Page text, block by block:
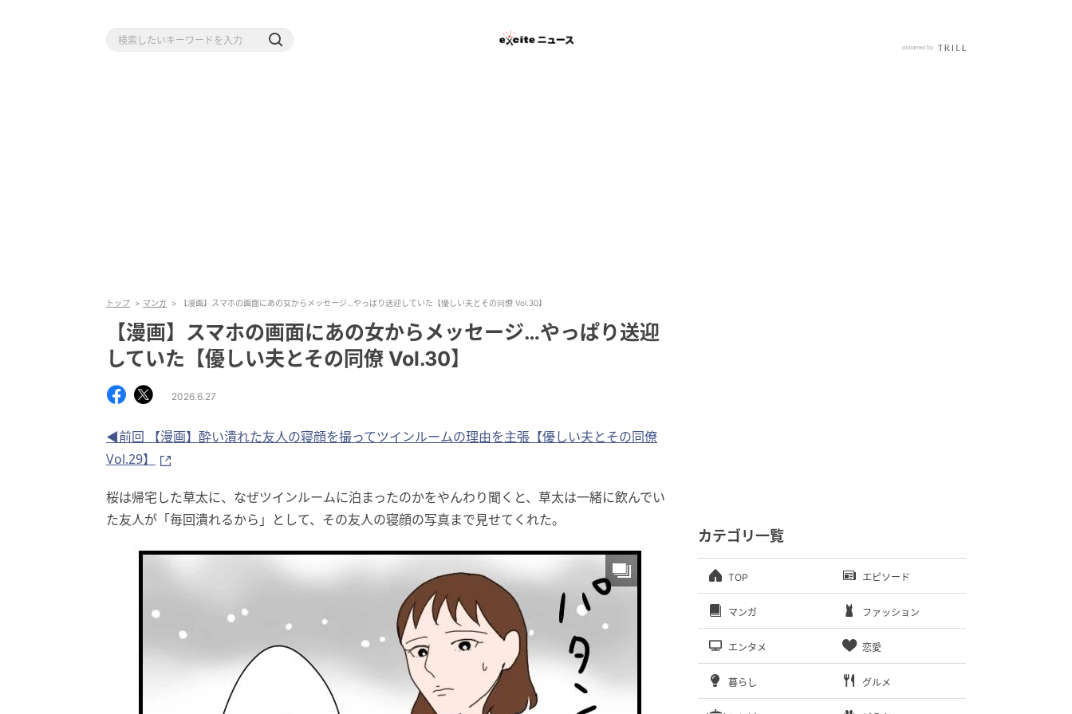
トップ マンガ 【漫画】スマホの画面にあの女からメッセージ…やっぱり送迎していた【優しい夫とその同僚 Vol.30】
【漫画】スマホの画面にあの女からメッセージ…やっぱり送迎
していた【優しい夫とその同僚 Vol.30】
2026.6.27
◀前回 【漫画】酔い潰れた友人の寝顔を撮ってツインルームの理由を主張【優しい夫とその同僚
Vol.29】
桜は帰宅した草太に、なぜツインルームに泊まったのかをやんわり聞くと、草太は一緒に飲んでい
た友人が「毎回潰れるから」として、その友人の寝顔の写真まで見せてくれた。
カテゴリ一覧
TOP エピソード
マンガ ファッション
エンタメ 恋愛
暮らし グルメ